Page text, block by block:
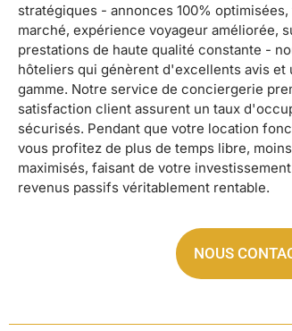
stratégiques - annonces 100%
marché, expérience voyageur améliorée,
prestations de haute qualité constante -
hôteliers qui génèrent d'excellents avis et
gamme. Notre service de conciergerie
satisfaction client assurent un taux
sécurisés. Pendant que votre location
vous profitez de plus de temps libre,
maximisés, faisant de votre
revenus passifs véritablement rentable.
NOUS